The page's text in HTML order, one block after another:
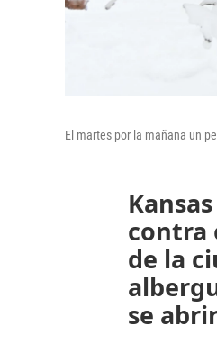
El martes por la mañana un
contra
de la
se